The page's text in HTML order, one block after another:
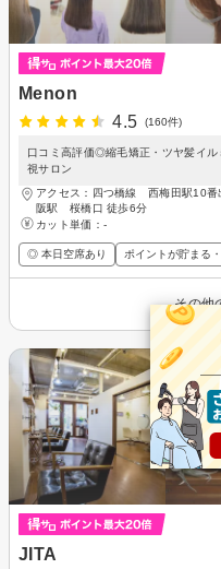
Menon
4.5
(160件)
口コミ高評価◎縮毛矯正・ツヤ髪イ
視サロン
アクセス：四つ橋線 西梅田駅10
阪駅 桜橋口 徒歩6分
カット単価： -
◎ 本日空席あり ポイントが貯まる
その他
JITA